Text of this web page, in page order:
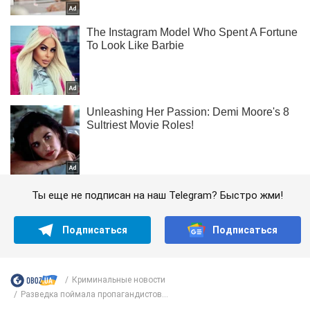
Ты еще не подписан на наш Telegram? Быстро жми!
Подписаться Подписаться
Криминальные новости
Разведка поймала пропагандистов...